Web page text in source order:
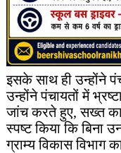
इसके साथ ही उन्होंने
उन्होंने पंचायतों में
जांच करते हुए, सख्त
स्पष्ट किया कि बिना
ग्राम्य विकास विभाग